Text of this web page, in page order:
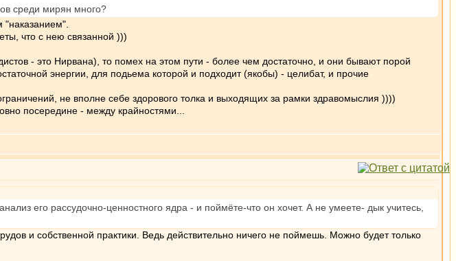
среди мирян много?
что с нею связанной )))
- это Нирвана), то помех на этом пути - более чем достаточно, и они бывают порой
энергии, для подьема которой и подходит (якобы) - целибат, и прочие
не вполне себе здорового толка и выходящих за рамки здравомыслия ))))
посередине - между крайностями...
его рассудочно-ценностного ядра - и поймёте-что он хочет. А не умеете- дык учитесь,
и собственной практики. Ведь действительно ничего не поймешь. Можно будет только